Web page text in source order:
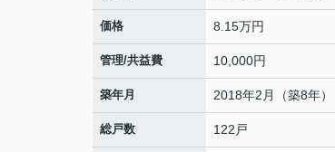
価格 8.15万円
管理/共益費 10,000円
築年月 2018年2月（築8年）
総戸数 122戸